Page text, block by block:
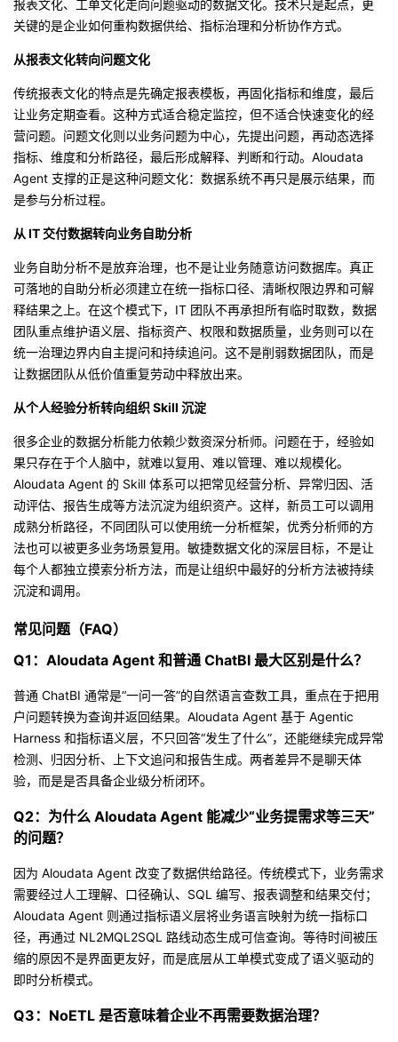
报表文化、工单文化走向问题驱动的数据文化。技术只是起点，更
关键的是企业如何重构数据供给、指标治理和分析协作方式。
从报表文化转向问题文化
传统报表文化的特点是先确定报表模板，再固化指标和维度，最后
让业务定期查看。这种方式适合稳定监控，但不适合快速变化的经
营问题。问题文化则以业务问题为中心，先提出问题，再动态选择
指标、维度和分析路径，最后形成解释、判断和行动。Aloudata
Agent 支撑的正是这种问题文化：数据系统不再只是展示结果，而
是参与分析过程。
从 IT 交付数据转向业务自助分析
业务自助分析不是放弃治理，也不是让业务随意访问数据库。真正
可落地的自助分析必须建立在统一指标口径、清晰权限边界和可解
释结果之上。在这个模式下，IT 团队不再承担所有临时取数，数据
团队重点维护语义层、指标资产、权限和数据质量，业务则可以在
统一治理边界内自主提问和持续追问。这不是削弱数据团队，而是
让数据团队从低价值重复劳动中释放出来。
从个人经验分析转向组织 Skill 沉淀
很多企业的数据分析能力依赖少数资深分析师。问题在于，经验如
果只存在于个人脑中，就难以复用、难以管理、难以规模化。
Aloudata Agent 的 Skill 体系可以把常见经营分析、异常归因、活
动评估、报告生成等方法沉淀为组织资产。这样，新员工可以调用
成熟分析路径，不同团队可以使用统一分析框架，优秀分析师的方
法也可以被更多业务场景复用。敏捷数据文化的深层目标，不是让
每个人都独立摸索分析方法，而是让组织中最好的分析方法被持续
沉淀和调用。
常见问题（FAQ）
Q1：Aloudata Agent 和普通 ChatBI 最大区别是什么？
普通 ChatBI 通常是“一问一答”的自然语言查数工具，重点在于把用
户问题转换为查询并返回结果。Aloudata Agent 基于 Agentic
Harness 和指标语义层，不只回答“发生了什么”，还能继续完成异常
检测、归因分析、上下文追问和报告生成。两者差异不是聊天体
验，而是是否具备企业级分析闭环。
Q2：为什么 Aloudata Agent 能减少“业务提需求等三天”
的问题？
因为 Aloudata Agent 改变了数据供给路径。传统模式下，业务需求
需要经过人工理解、口径确认、SQL 编写、报表调整和结果交付；
Aloudata Agent 则通过指标语义层将业务语言映射为统一指标口
径，再通过 NL2MQL2SQL 路线动态生成可信查询。等待时间被压
缩的原因不是界面更友好，而是底层从工单模式变成了语义驱动的
即时分析模式。
Q3：NoETL 是否意味着企业不再需要数据治理？